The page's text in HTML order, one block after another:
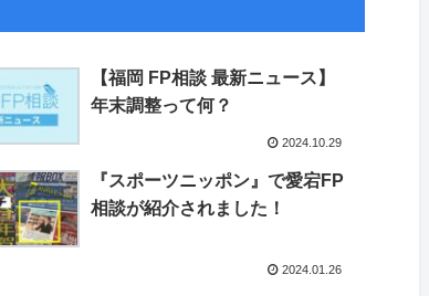
【福岡 FP相談 最新ニュース】
年末調整って何？
2024.10.29
『スポーツニッポン』で愛宕FP
相談が紹介されました！
2024.01.26